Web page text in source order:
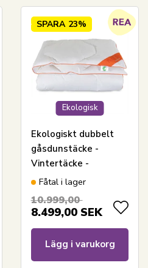
Ekologisk
SPARA 23%
Ekologiskt dubbelt
gåsdunstäcke -
Vintertäcke -
240x220 cm - Feng
täcke
Fåtal i lager
10.999,00
8.499,00 SEK
Lägg i varukorg